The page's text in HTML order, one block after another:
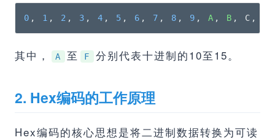
0 , 1 , 2 , 3 , 4 , 5 , 6 , 7 , 8 , 9 , A , B , C,
其中， A 至 F 分别代表十进制的10至15。
2. Hex编码的工作原理
Hex编码的核心思想是将二进制数据转换为可读